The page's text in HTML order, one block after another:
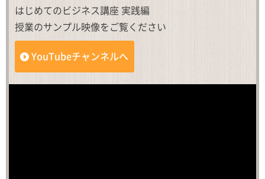
はじめてのビジネス講座 実践編
授業のサンプル映像をご覧ください
YouTubeチャンネルへ